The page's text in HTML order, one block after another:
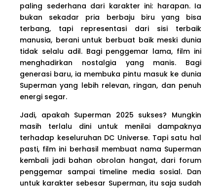
paling sederhana dari karakter ini: harapan. Ia
bukan sekadar pria berbaju biru yang bisa
terbang, tapi representasi dari sisi terbaik
manusia, berani untuk berbuat baik meski dunia
tidak selalu adil. Bagi penggemar lama, film ini
menghadirkan nostalgia yang manis. Bagi
generasi baru, ia membuka pintu masuk ke dunia
Superman yang lebih relevan, ringan, dan penuh
energi segar.
Jadi, apakah Superman 2025 sukses? Mungkin
masih terlalu dini untuk menilai dampaknya
terhadap keseluruhan DC Universe. Tapi satu hal
pasti, film ini berhasil membuat nama Superman
kembali jadi bahan obrolan hangat, dari forum
penggemar sampai timeline media sosial. Dan
untuk karakter sebesar Superman, itu saja sudah